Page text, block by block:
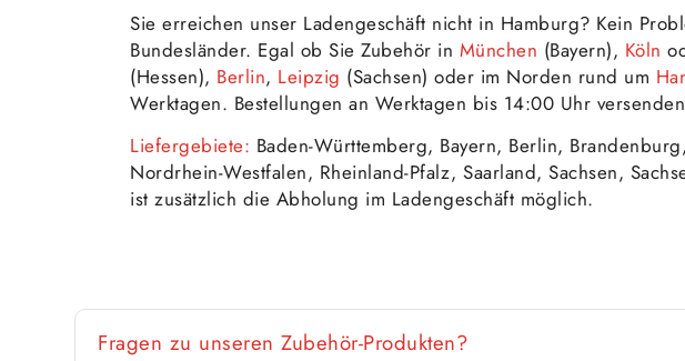
Sie erreichen unser Ladengeschäft nicht in Hamburg? Kein
Bundesländer. Egal ob Sie Zubehör in München (Bayern), Köln
(Hessen), Berlin, Leipzig (Sachsen) oder im Norden rund um
Werktagen. Bestellungen an Werktagen bis 14:00 Uhr
Liefergebiete: Baden-Württemberg, Bayern, Berlin,
Nordrhein-Westfalen, Rheinland-Pfalz, Saarland, Sachsen,
ist zusätzlich die Abholung im Ladengeschäft möglich.
Fragen zu unseren Zubehör-Produkten?